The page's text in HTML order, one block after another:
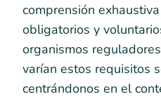
comprensión
obligatorios y
organismos
varían estos requisitos
centrándonos en el